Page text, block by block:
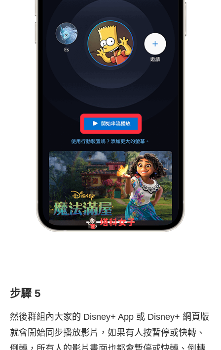
步驟 5
然後群組內大家的 Disney+ App 或 Disney+ 網頁版
就會開始同步播放影片，如果有人按暫停或快轉、